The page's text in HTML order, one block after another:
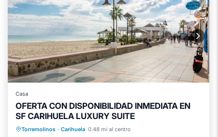
Casa
OFERTA CON DISPONIBILIDAD INMEDIATA EN
SF CARIHUELA LUXURY SUITE
Torremolinos · Carihuela 0.48 mi al centro
Frente al mar
Chimenea/Calefacción